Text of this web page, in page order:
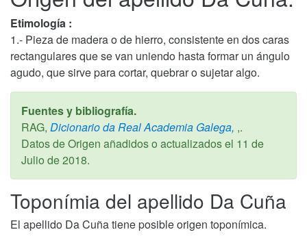
Etimología :
1.- Pieza de madera o de hierro, consistente en dos caras
rectangulares que se van uniendo hasta formar un ángulo
agudo, que sirve para cortar, quebrar o sujetar algo.
Fuentes y bibliografía.
RAG, Dicionario da Real Academia Galega, ,.
Datos de Origen añadidos o actualizados el 11 de
Julio de 2018.
Toponímia del apellido Da Cuña
El apellido Da Cuña tiene posible origen toponímica.